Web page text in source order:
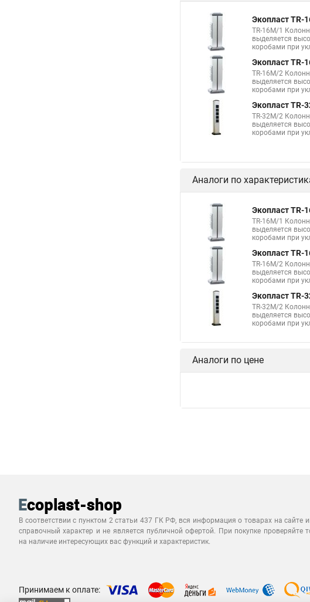
Экопласт TR-
TR-16M/1
выделяется
коробами при
Экопласт TR-
TR-16M/2
выделяется
коробами при
Экопласт TR-
TR-32M/2
выделяется
коробами при
Аналоги по
Экопласт TR-
TR-16M/1
выделяется
коробами при
Экопласт TR-
TR-16M/2
выделяется
коробами при
Экопласт TR-
TR-32M/2
выделяется
коробами при
Аналоги по цене
В соответствии с пунктом 2 статьи 437 ГК РФ, вся информация о товарах на сайте
справочный характер и не является публичной офертой. При покупке проверяйте
на наличие интересующих вас функций и характеристик.
Принимаем к оплате: